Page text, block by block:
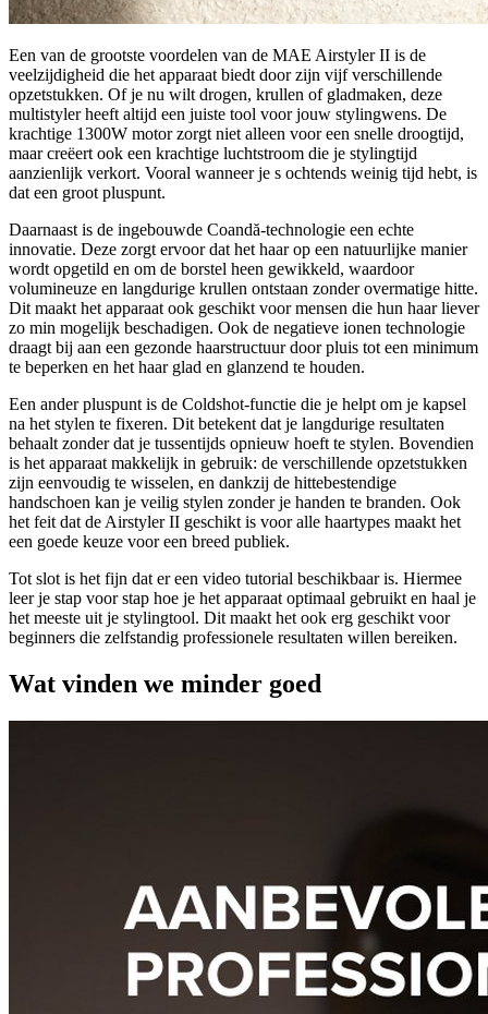
Een van de grootste voordelen van de MAE Airstyler II is de
veelzijdigheid die het apparaat biedt door zijn vijf verschillende
opzetstukken. Of je nu wilt drogen, krullen of gladmaken, deze
multistyler heeft altijd een juiste tool voor jouw stylingwens. De
krachtige 1300W motor zorgt niet alleen voor een snelle droogtijd,
maar creëert ook een krachtige luchtstroom die je stylingtijd
aanzienlijk verkort. Vooral wanneer je s ochtends weinig tijd hebt, is
dat een groot pluspunt.
Daarnaast is de ingebouwde Coandă-technologie een echte
innovatie. Deze zorgt ervoor dat het haar op een natuurlijke manier
wordt opgetild en om de borstel heen gewikkeld, waardoor
volumineuze en langdurige krullen ontstaan zonder overmatige hitte.
Dit maakt het apparaat ook geschikt voor mensen die hun haar liever
zo min mogelijk beschadigen. Ook de negatieve ionen technologie
draagt bij aan een gezonde haarstructuur door pluis tot een minimum
te beperken en het haar glad en glanzend te houden.
Een ander pluspunt is de Coldshot-functie die je helpt om je kapsel
na het stylen te fixeren. Dit betekent dat je langdurige resultaten
behaalt zonder dat je tussentijds opnieuw hoeft te stylen. Bovendien
is het apparaat makkelijk in gebruik: de verschillende opzetstukken
zijn eenvoudig te wisselen, en dankzij de hittebestendige
handschoen kan je veilig stylen zonder je handen te branden. Ook
het feit dat de Airstyler II geschikt is voor alle haartypes maakt het
een goede keuze voor een breed publiek.
Tot slot is het fijn dat er een video tutorial beschikbaar is. Hiermee
leer je stap voor stap hoe je het apparaat optimaal gebruikt en haal je
het meeste uit je stylingtool. Dit maakt het ook erg geschikt voor
beginners die zelfstandig professionele resultaten willen bereiken.
Wat vinden we minder goed